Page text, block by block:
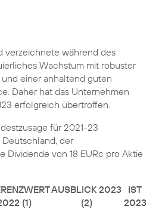
verzeichnete während des
Wachstum mit robuster
einer anhaltend guten
Daher hat das Unternehmen
erfolgreich übertroffen.
für 2021-23
der
Dividende von 18 EURc pro Aktie
(1)
AUSBLICK 2023
(2)
IST
2023